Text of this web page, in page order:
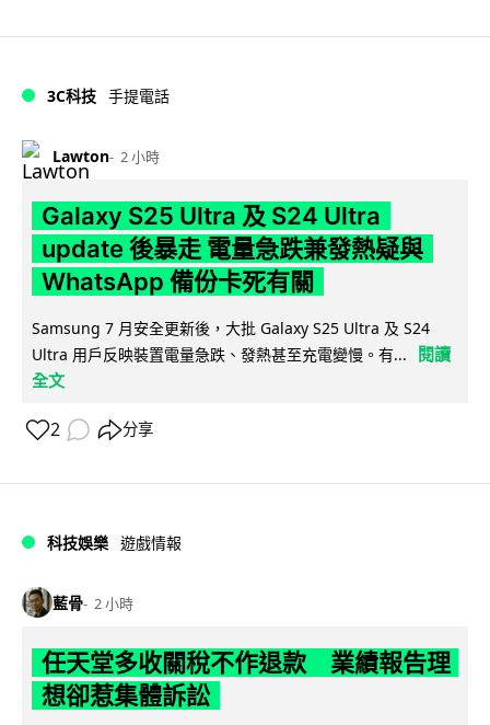
3C科技 手提電話
Lawton 2 小時
Galaxy S25 Ultra 及 S24 Ultra
update 後暴走 電量急跌兼發熱疑與
WhatsApp 備份卡死有關
Samsung 7 月安全更新後，大批 Galaxy S25 Ultra 及 S24
Ultra 用戶反映裝置電量急跌、發熱甚至充電變慢。有...
閱讀
全文
2 分享
科技娛樂 遊戲情報
藍骨 2 小時
任天堂多收關稅不作退款 業績報告理
想卻惹集體訴訟